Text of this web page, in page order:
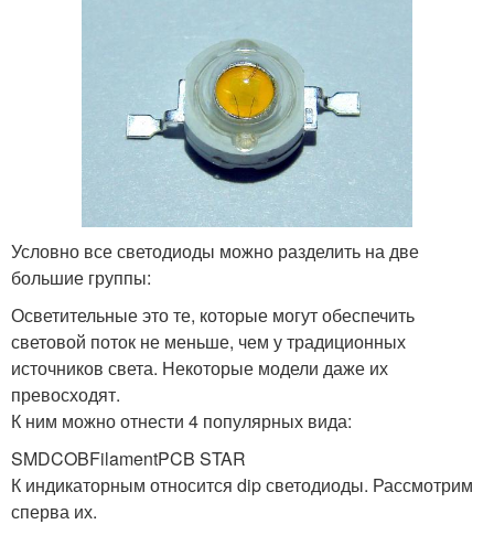
Условно все светодиоды можно разделить на две
большие группы:
Осветительные это те, которые могут обеспечить
световой поток не меньше, чем у традиционных
источников света. Некоторые модели даже их
превосходят.
К ним можно отнести 4 популярных вида:
SMDCOBFilamentPCB STAR
К индикаторным относится dip светодиоды. Рассмотрим
сперва их.